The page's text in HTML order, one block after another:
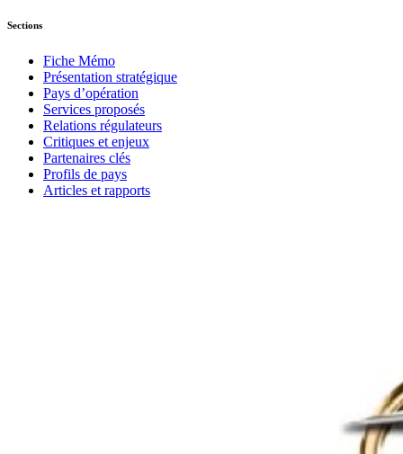
Sections
Fiche Mémo
Présentation stratégique
Pays d’opération
Services proposés
Relations régulateurs
Critiques et enjeux
Partenaires clés
Profils de pays
Articles et rapports